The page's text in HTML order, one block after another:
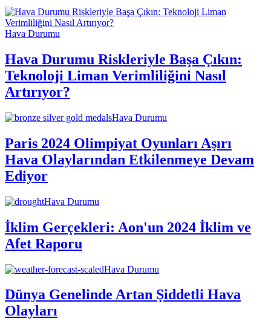
Hava Durumu
Hava Durumu Riskleriyle Başa Çıkın:
Teknoloji Liman Verimliliğini Nasıl
Artırıyor?
Hava Durumu
Paris 2024 Olimpiyat Oyunları Aşırı
Hava Olaylarından Etkilenmeye Devam
Ediyor
Hava Durumu
İklim Gerçekleri: Aon'un 2024 İklim ve
Afet Raporu
Hava Durumu
Dünya Genelinde Artan Şiddetli Hava
Olayları